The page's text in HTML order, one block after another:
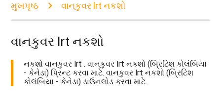
મુખપૃષ્ઠ વાનકુવર lrt નકશો
વાનકુવર lrt નકશો
નકશો વાનકુવર lrt . વાનકુવર lrt નકશો (બ્રિટિશ કોલંબિયા
- કેનેડા) પ્રિન્ટ કરવા માટે. વાનકુવર lrt નકશો (બ્રિટિશ
કોલંબિયા - કેનેડા) ડાઉનલોડ કરવા માટે.